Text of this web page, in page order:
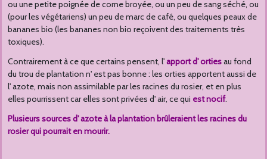
ou une petite poignée de corne broyée, ou un peu de sang séché, ou
(pour les végétariens) un peu de marc de café, ou quelques peaux de
bananes bio (les bananes non bio reçoivent des traitements très
toxiques).
Contrairement à ce que certains pensent, l'apport d' ortiesau fond
du trou de plantation n' est pas bonne : les orties apportent aussi de
l' azote, mais non assimilable par les racines du rosier, et en plus
elles pourrissent car elles sont privées d' air, ce qui est nocif.
Plusieurs sources d' azote à la plantation brûleraient les racines du
rosier qui pourrait en mourir.